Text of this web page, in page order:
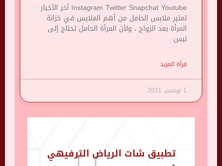
Instagram Twitter Snapchat Youtube آخر الأخبار :
تعتبر ملابس الحامل من أهم الملابس في خزانة
المرأة بعد الزواج ، ولأن المرأة الحامل تحتاج إلى
لبس
قرأة المزيد
1 نوفمبر، 2021
تطبيق شات الرياض الترفيهي